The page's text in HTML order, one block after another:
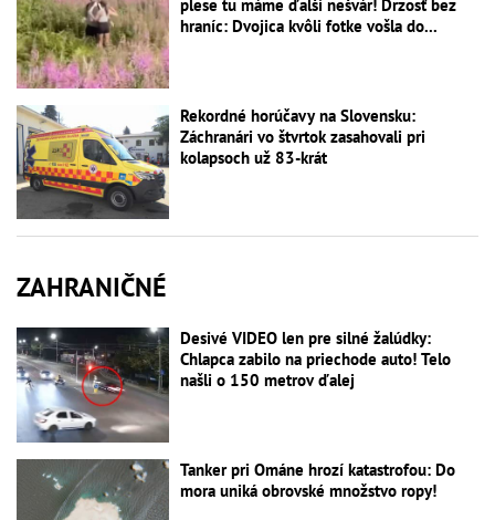
plese tu máme ďalší nešvár! Drzosť bez
hraníc: Dvojica kvôli fotke vošla do...
Rekordné horúčavy na Slovensku:
Záchranári vo štvrtok zasahovali pri
kolapsoch už 83-krát
ZAHRANIČNÉ
Desivé VIDEO len pre silné žalúdky:
Chlapca zabilo na priechode auto! Telo
našli o 150 metrov ďalej
Tanker pri Ománe hrozí katastrofou: Do
mora uniká obrovské množstvo ropy!